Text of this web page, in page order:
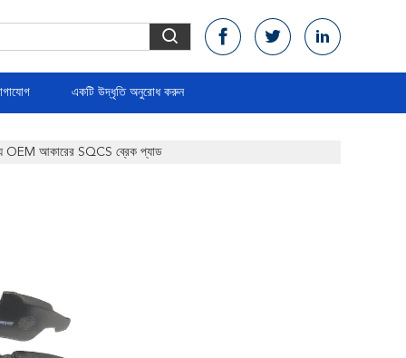
একটি উদ্ধৃতি অনুরোধ করুন
OEM আকারের SQCS ব্রেক প্যাড